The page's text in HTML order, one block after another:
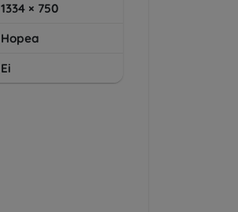
1334 × 750
Hopea
Ei